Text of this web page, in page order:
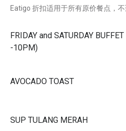
Eatigo 折扣适用于所有原价餐点，
FRIDAY and SATURDAY
-10PM)
AVOCADO TOAST
SUP TULANG MERAH